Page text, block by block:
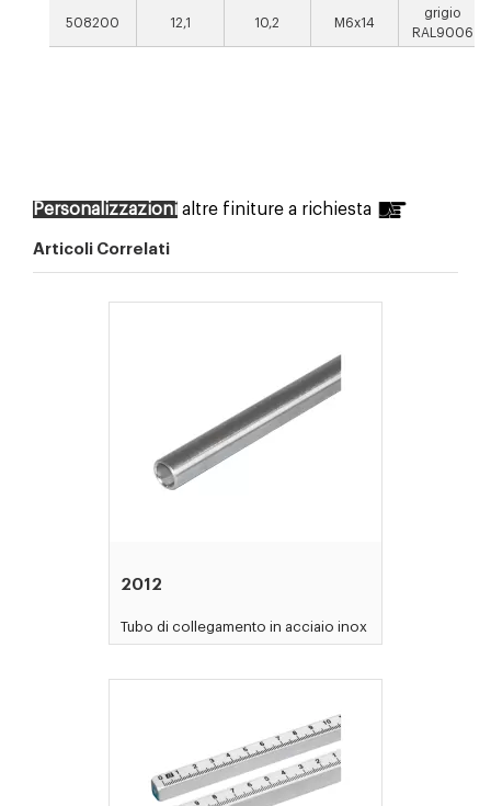
508200 12,1 10,2 M6x14
grigio
RAL9006
Personalizzazioni altre finiture a richiesta
Articoli Correlati
2012
Tubo di collegamento in acciaio inox